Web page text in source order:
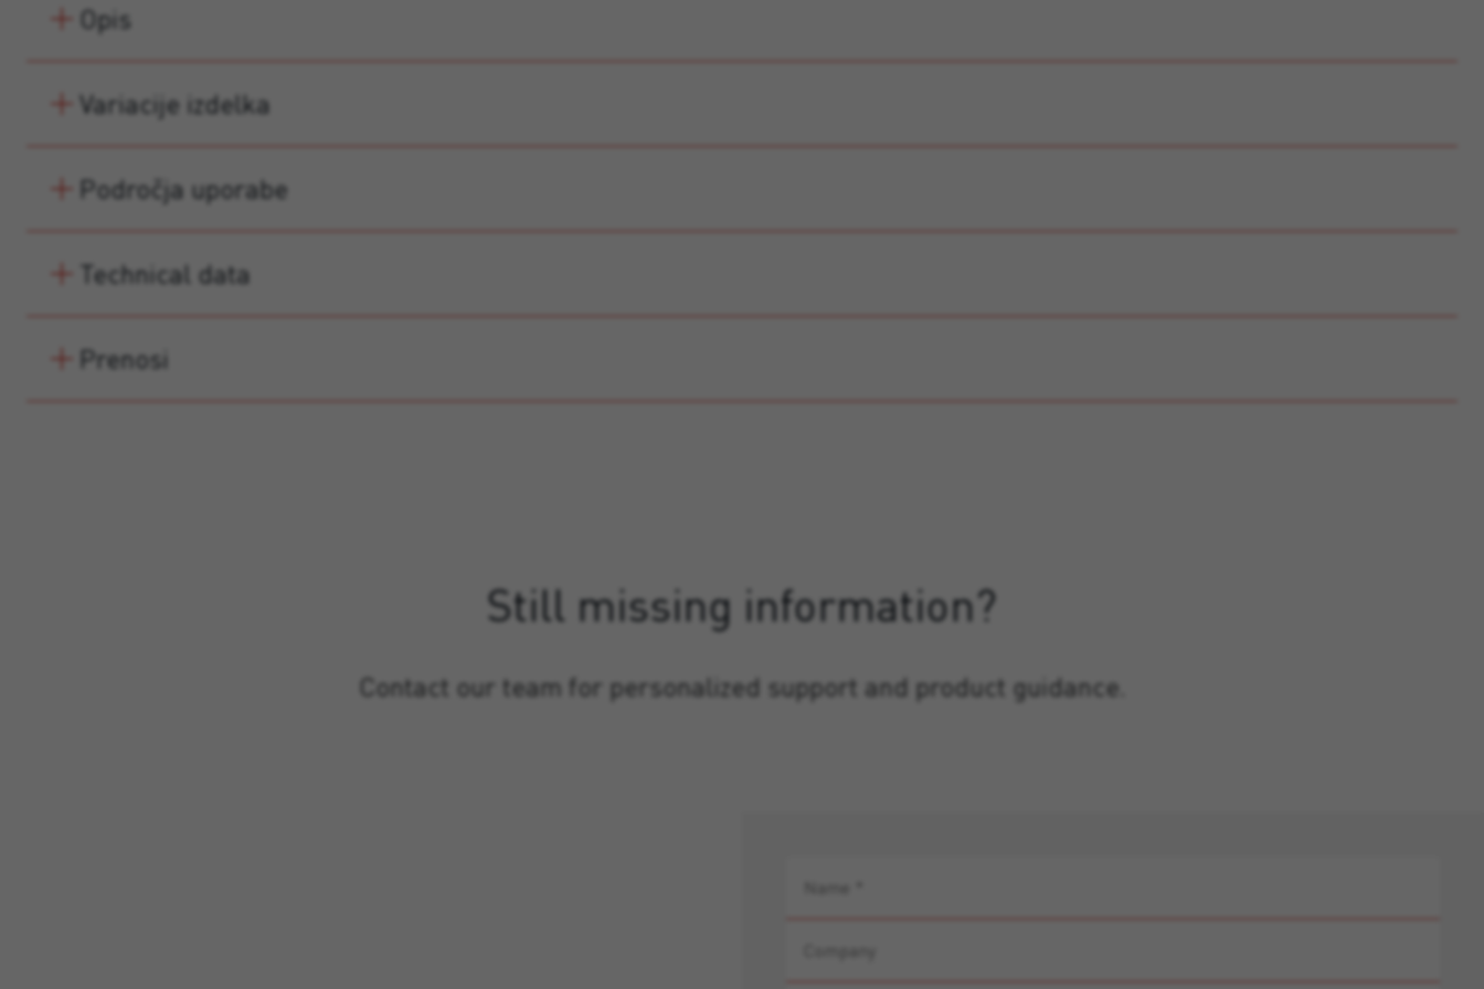
Opis
Variacije izdelka
Področja uporabe
Technical data
Prenosi
Still missing information?
Contact our team for personalized support and product guidance.